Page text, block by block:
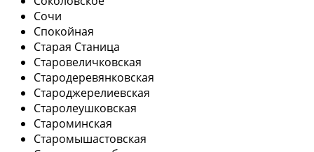
Сочи
Спокойная
Старая Станица
Старовеличковская
Стародеревянковская
Староджерелиевская
Старолеушковская
Староминская
Старомышастовская